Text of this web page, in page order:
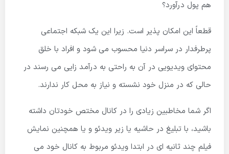
هم پول درآورد؟
قطعاً این امکان پذیر است. زیرا این یک شبکه اجتماعی
پرطرفدار در سراسر دنیا محسوب می شود و افراد با خلق
محتوای ویدیویی در آن به راحتی به درآمد زایی می رسند در
حالی که در منزل خود نشسته و نیاز به محل کار ندارند.
اگر شما مخاطبین زیادی را در کانال مختص خودتان داشته
باشید، با تبلیغ در حاشیه یا زیر ویدئو و یا همچنین نمایش
فیلم چند ثانیه ای در ابتدا ویدئو مربوط به کانال خود می